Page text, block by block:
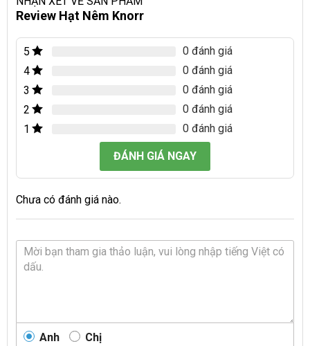
Review Hạt Nêm Knorr
5
0 đánh giá
4
0 đánh giá
3
0 đánh giá
2
0 đánh giá
1
0 đánh giá
ĐÁNH GIÁ NGAY
Chưa có đánh giá nào.
Anh Chị